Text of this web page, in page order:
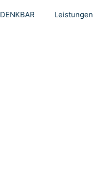
DENKBAR Leistungen